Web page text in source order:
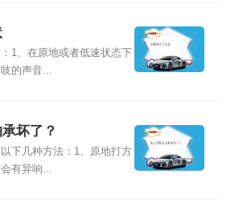
1、在原地或者低速状态下
的声音...
坏了？
下几种方法：1、原地打方
有异响...